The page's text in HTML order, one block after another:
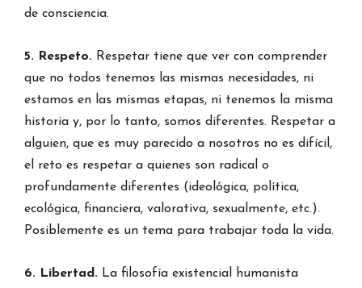
de consciencia.
5. Respeto. Respetar tiene que ver con comprender
que no todos tenemos las mismas necesidades, ni
estamos en las mismas etapas, ni tenemos la misma
historia y, por lo tanto, somos diferentes. Respetar a
alguien, que es muy parecido a nosotros no es difícil,
el reto es respetar a quienes son radical o
profundamente diferentes (ideológica, política,
ecológica, financiera, valorativa, sexualmente, etc.).
Posiblemente es un tema para trabajar toda la vida.
6. Libertad. La filosofía existencial humanista